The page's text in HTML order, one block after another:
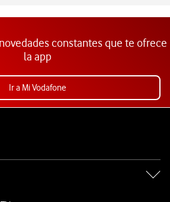
constantes que te ofrece
la app
Ir a Mi Vodafone
sociales de Vodafone